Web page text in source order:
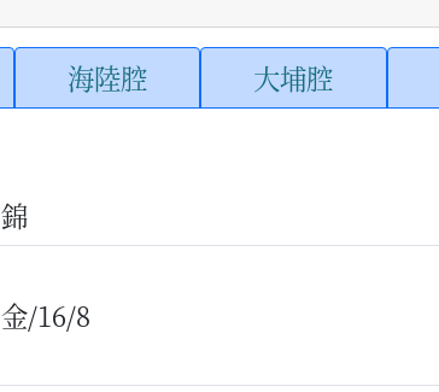
海陸腔 大埔腔
錦
金/16/8